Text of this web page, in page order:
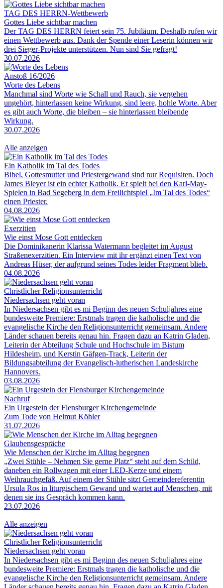
TAG DES HERRN-Wettbewerb
Gottes Liebe sichtbar machen
Der TAG DES HERRN feiert sein 75. Jubiläum. Deshalb rufen wir
einen Wettbewerb aus. Dank der Spende einer Leserin können wir
drei Sieger-Projekte unterstützen. Nun sind Sie gefragt!
30.07.2026
Anstoß 16/2026
Worte des Lebens
Manchmal sind Worte wie Schall und Rauch, sie vergehen
ungehört, hinterlassen keine Wirkung, sind leere, hohle Worte. Aber
es gibt auch Worte, die bleiben – sie hinterlassen bleibende
Wirkung.
30.07.2026
Alle anzeigen
Ein Katholik im Tal des Todes
Bibel, Gottesmutter und Priestergewand sind nur Requisiten. Doch
James Bleyer ist ein echter Katholik. Er spielt bei den Karl-May-
Spielen in Bad Segeberg in dem Freilichtspiel „Im Tal des Todes“
einen Priester.
04.08.2026
Exerzitien
Wie einst Mose Gott entdecken
Die Dominikanerin Klarissa Watermann begleitet im August
Straßenexerzitien. Ein Interview mit ihr ergänzt einen Text von
Andreas Hüser, der aufgrund seines Todes leider Fragment blieb.
04.08.2026
Christlicher Religionsunterricht
Niedersachsen geht voran
In Niedersachsen gibt es mi Beginn des neuen Schuljahres eine
bundesweite Premiere: Erstmals tragen die katholische und die
evangelische Kirche den Religionsunterricht gemeinsam. Andere
Länder schauen bereits genau hin. Fragen dazu an Katrin Gladen,
Leiterin der Abteilung Schule und Hochschule im Bistum
Hildesheim, und Kerstin Gäfgen-Track, Leiterin der
Bildungsabteilung der Evangelisch-lutherischen Landeskirche
Hannovers.
03.08.2026
Nachruf
Ein Urgestein der Flensburger Kirchengemeinde
Zum Tode von Helmut Köhler
31.07.2026
Glaubensgespräche
Wie Menschen der Kirche im Alltag begegnen
„Zwei Stühle – Nehmen Sie gerne Platz“ steht auf dem Schild,
daneben ein Rollwagen mit einer LED-Kerze und einem
Weihrauchgefäß. Auf einem der Stühle sitzt Gemeindereferentin
Ursula Ros in liturgischem Gewand und wartet auf Menschen, mit
denen sie ins Gespräch kommen kann.
23.07.2026
Alle anzeigen
Christlicher Religionsunterricht
Niedersachsen geht voran
In Niedersachsen gibt es mi Beginn des neuen Schuljahres eine
bundesweite Premiere: Erstmals tragen die katholische und die
evangelische Kirche den Religionsunterricht gemeinsam. Andere